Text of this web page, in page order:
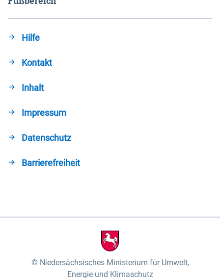
Hilfe
Kontakt
Inhalt
Impressum
Datenschutz
Barrierefreiheit
Niedersächsisches Ministerium für Umwelt,
Energie und Klimaschutz